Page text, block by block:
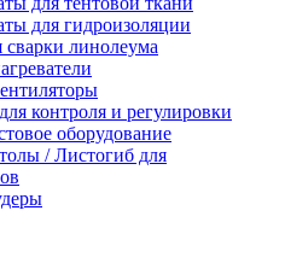
для гидроизоляции
линолеума
контроля и регулировки
оборудование
/ Листогиб для